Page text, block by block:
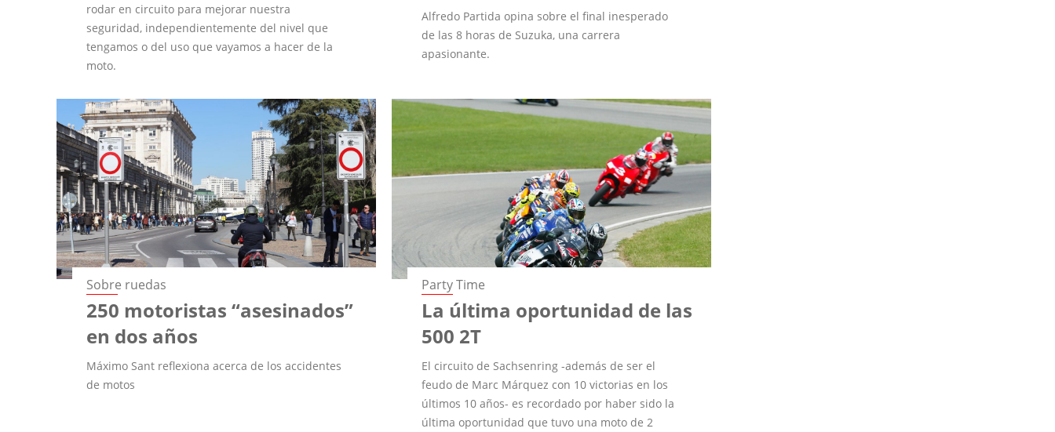
rodar en circuito para mejorar nuestra
seguridad, independientemente del nivel que
tengamos o del uso que vayamos a hacer de la
moto.
Alfredo Partida opina sobre el final inesperado
de las 8 horas de Suzuka, una carrera
apasionante.
Sobre ruedas
250 motoristas “asesinados”
en dos años
Máximo Sant reflexiona acerca de los accidentes
de motos
Party Time
La última oportunidad de las
500 2T
El circuito de Sachsenring -además de ser el
feudo de Marc Márquez con 10 victorias en los
últimos 10 años- es recordado por haber sido la
última oportunidad que tuvo una moto de 2